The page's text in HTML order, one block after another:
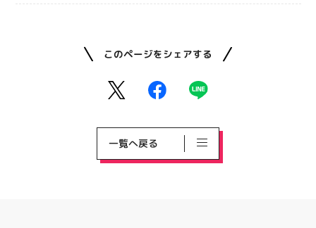
このページをシェアする
一覧へ戻る